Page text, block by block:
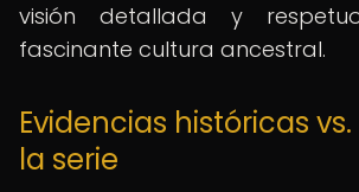
visión detallada y
fascinante cultura ancestral.
Evidencias históricas
la serie